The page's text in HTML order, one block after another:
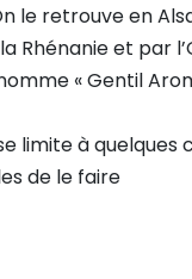
le retrouve en
Rhénanie et par
« Gentil
limite à quelques
de le faire